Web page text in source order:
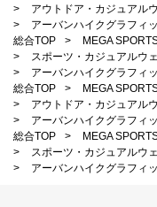
>
アウトドア・カジュアル
>
アーバンハイクグラフィ
総合TOP
> MEGA
>
スポーツ・カジュアルウ
>
アーバンハイクグラフィ
総合TOP
> MEGA
>
アウトドア・カジュアル
>
アーバンハイクグラフィ
総合TOP
> MEGA
>
スポーツ・カジュアルウ
>
アーバンハイクグラフィ